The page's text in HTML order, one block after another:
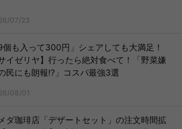
07/23
9個も入って300円」シェアしても大満足！
サイゼリヤ】行ったら絶対食べて！「野菜嫌
民にも朗報!?」コスパ最強3選
08/01
ダ珈琲店「デザートセット」の注文時間拡